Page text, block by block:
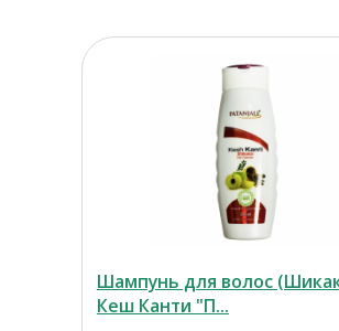
Шампунь для волос
Кеш Канти "П...